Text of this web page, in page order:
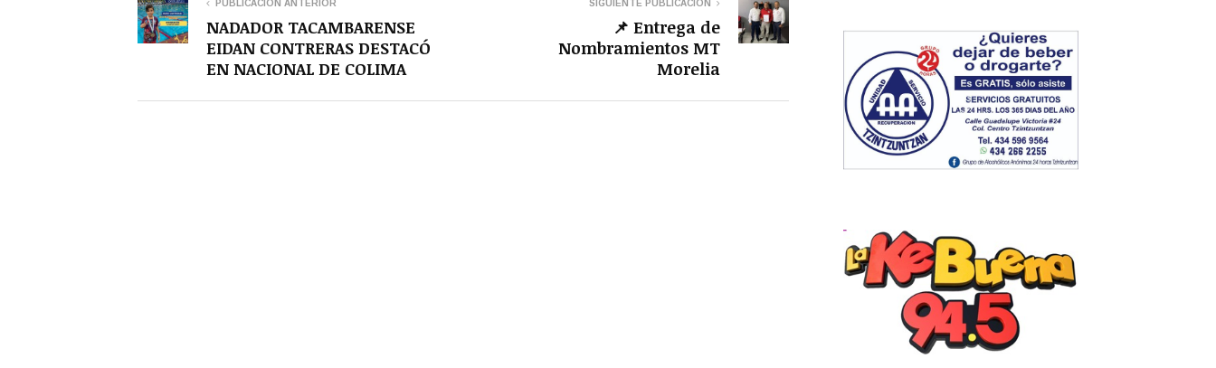
PUBLICACIÓN ANTERIOR
NADADOR TACAMBARENSE
EIDAN CONTRERAS DESTACÓ
EN NACIONAL DE COLIMA
SIGUIENTE PUBLICACIÓN
📌 Entrega de
Nombramientos MT
Morelia